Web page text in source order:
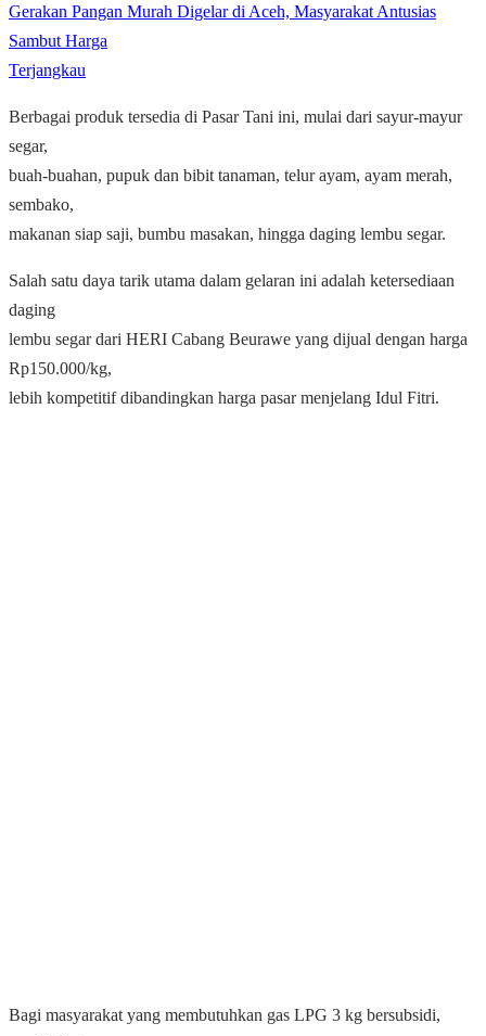
Gerakan Pangan Murah Digelar di Aceh, Masyarakat Antusias
Sambut Harga
Terjangkau
Berbagai produk tersedia di Pasar Tani ini, mulai dari sayur-mayur
segar,
buah-buahan, pupuk dan bibit tanaman, telur ayam, ayam merah,
sembako,
makanan siap saji, bumbu masakan, hingga daging lembu segar.
Salah satu daya tarik utama dalam gelaran ini adalah ketersediaan
daging
lembu segar dari HERI Cabang Beurawe yang dijual dengan harga
Rp150.000/kg,
lebih kompetitif dibandingkan harga pasar menjelang Idul Fitri.
Bagi masyarakat yang membutuhkan gas LPG 3 kg bersubsidi,